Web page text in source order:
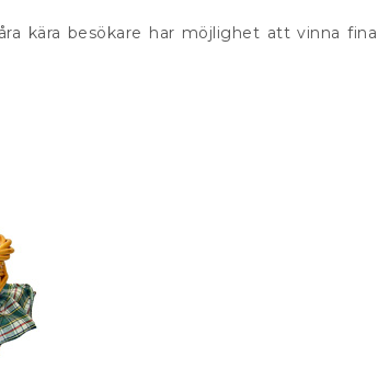
kära besökare har möjlighet att vinna fina